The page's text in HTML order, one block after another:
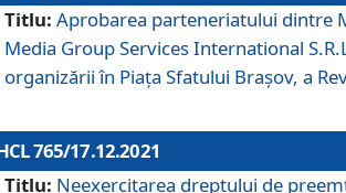
Titlu: Aprobarea parteneriatului dintre
Media Group Services International
organizării în Piața Sfatului Brașov, a
765/17.12.2021
Titlu: Neexercitarea dreptului de